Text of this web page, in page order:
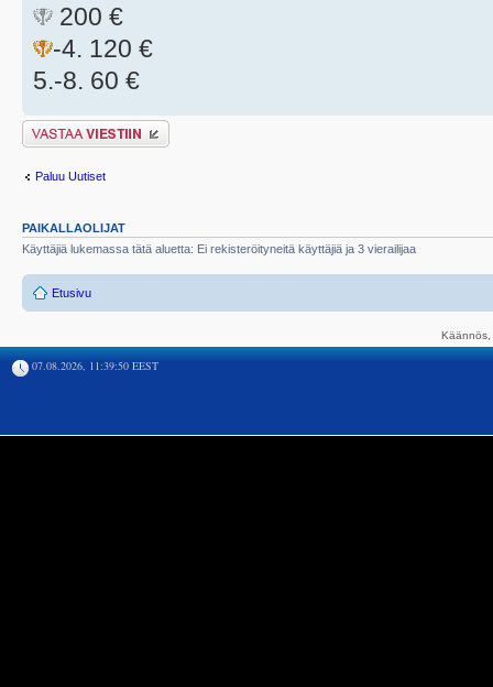
200 €
-4. 120 €
5.-8. 60 €
Lähetä vastaus
Paluu Uutiset
PAIKALLAOLIJAT
Käyttäjiä lukemassa tätä aluetta: Ei rekisteröityneitä käyttäjiä ja 3 vierailijaa
Etusivu
07.08.2026, 11:39:50 EEST